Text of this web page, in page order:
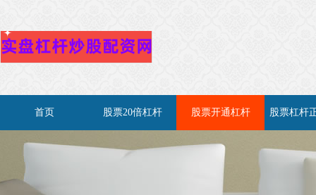
首页 股票20倍杠杆 股票开通杠杆 股票杠杆